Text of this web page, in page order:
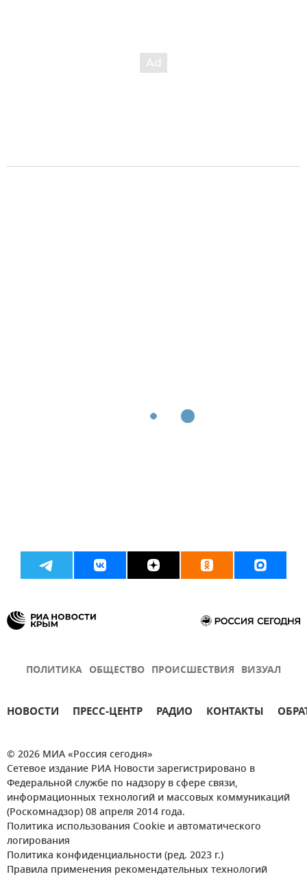
ПОЛИТИКА ОБЩЕСТВО ПРОИСШЕСТВИЯ ВИЗУАЛ
НОВОСТИ ПРЕСС-ЦЕНТР РАДИО КОНТАКТЫ
© 2026 МИА «Россия сегодня»
Сетевое издание РИА Новости зарегистрировано в
Федеральной службе по надзору в сфере связи,
информационных технологий и массовых коммуникаций
(Роскомнадзор) 08 апреля 2014 года.
Политика использования Cookie и автоматического
логирования
Политика конфиденциальности (ред. 2023 г.)
Правила применения рекомендательных технологий